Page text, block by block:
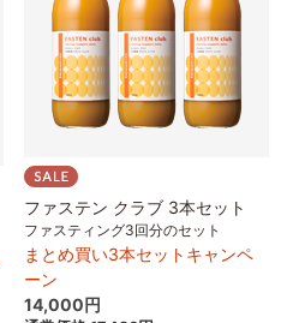
ファステン クラブ 3本セット
ファスティング3回分のセット
まとめ買い3本セットキャンペ
ーン
14,000円